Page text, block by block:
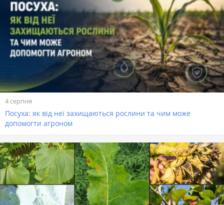
4 серпня
Посуха: як від неї захищаються рослини та чим може
допомогти агроном